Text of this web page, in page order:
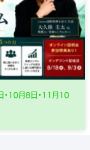
・10月8日・11月10